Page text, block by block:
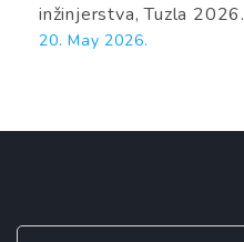
inžinjerstva, Tuzla 2026.
20. May 2026.